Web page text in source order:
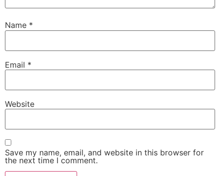
Name *
Email *
Website
Save my name, email, and website in this browser for
the next time I comment.